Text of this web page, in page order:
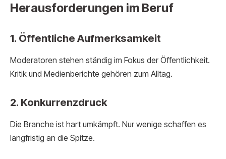
Herausforderungen im Beruf
1. Öffentliche Aufmerksamkeit
Moderatoren stehen ständig im Fokus der Öffentlichkeit.
Kritik und Medienberichte gehören zum Alltag.
2. Konkurrenzdruck
Die Branche ist hart umkämpft. Nur wenige schaffen es
langfristig an die Spitze.